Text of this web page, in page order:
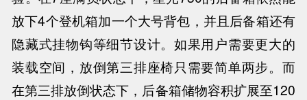
放下4个登机箱加一个大号背包，并且后备箱还有
隐藏式挂物钩等细节设计。如果用户需要更大的
装载空间，放倒第三排座椅只需要简单两步。而
在第三排放倒状态下，后备箱储物容积扩展至120